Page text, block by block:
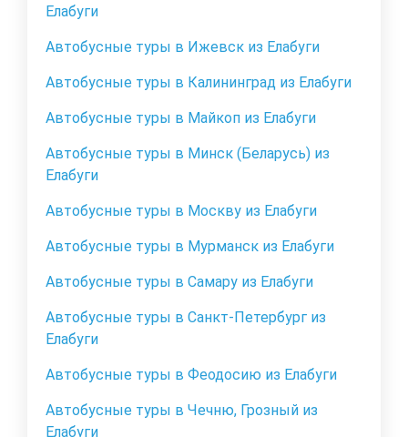
Елабуги
Автобусные туры в Ижевск из Елабуги
Автобусные туры в Калининград из Елабуги
Автобусные туры в Майкоп из Елабуги
Автобусные туры в Минск (Беларусь) из
Елабуги
Автобусные туры в Москву из Елабуги
Автобусные туры в Мурманск из Елабуги
Автобусные туры в Самару из Елабуги
Автобусные туры в Санкт-Петербург из
Елабуги
Автобусные туры в Феодосию из Елабуги
Автобусные туры в Чечню, Грозный из
Елабуги